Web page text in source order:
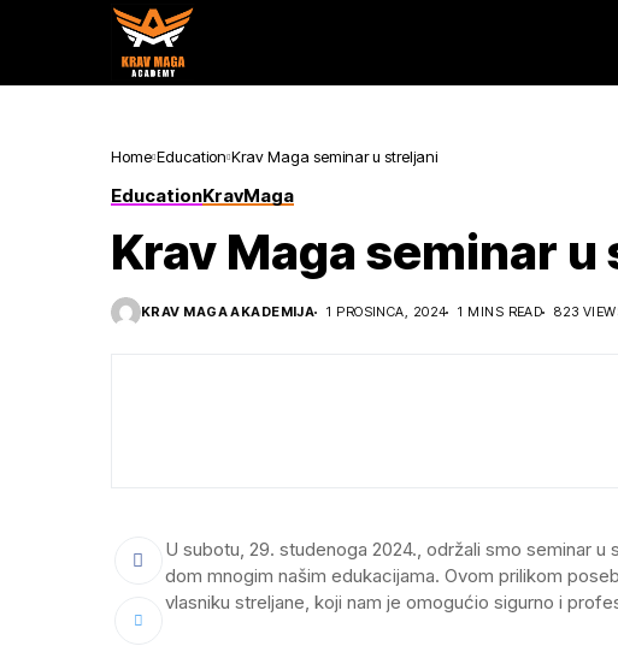
Home Education Krav Maga seminar u streljani
EducationKravMaga
Krav Maga seminar
KRAV MAGA AKADEMIJA 1 PROSINCA, 2024 1 MINS READ 823
U subotu, 29. studenoga 2024., održali smo seminar
dom mnogim našim edukacijama. Ovom prilikom
vlasniku streljane, koji nam je omogućio sigurno i